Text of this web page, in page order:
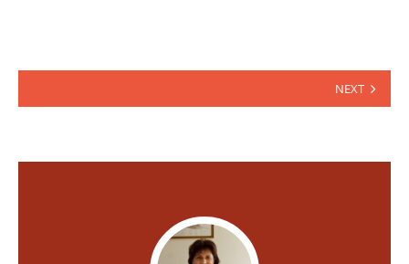
Pagination
des
NEXT